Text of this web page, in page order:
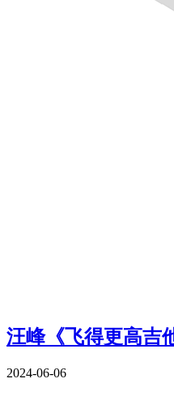
汪峰《飞得更高吉
2024-06-06